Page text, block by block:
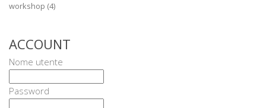
workshop (4)
ACCOUNT
Nome utente
Password